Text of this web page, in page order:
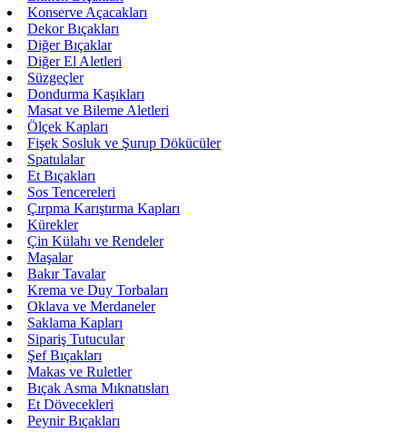
Konserve Açacakları
Dekor Bıçakları
Diğer Bıçaklar
Diğer El Aletleri
Süzgeçler
Dondurma Kaşıkları
Masat ve Bileme Aletleri
Ölçek Kapları
Fişek Sosluk ve Şurup Dökücüler
Spatulalar
Et Bıçakları
Sos Tencereleri
Çırpma Karıştırma Kapları
Kürekler
Çin Külahı ve Rendeler
Maşalar
Bakır Tavalar
Krema ve Duy Torbaları
Oklava ve Merdaneler
Saklama Kapları
Sipariş Tutucular
Şef Bıçakları
Makas ve Ruletler
Bıçak Asma Mıknatısları
Et Dövecekleri
Peynir Bıçakları